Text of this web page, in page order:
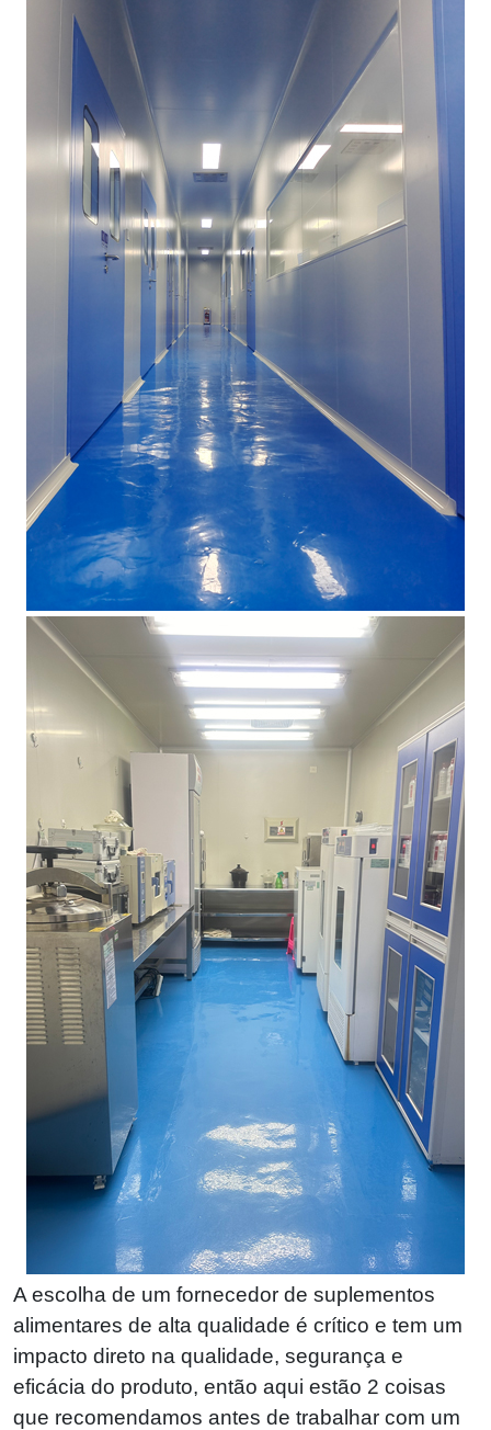
A escolha de um fornecedor de suplementos
alimentares de alta qualidade é crítico e tem um
impacto direto na qualidade, segurança e
eficácia do produto, então aqui estão 2 coisas
que recomendamos antes de trabalhar com um